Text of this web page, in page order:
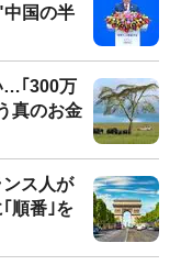
国の半
…｢300万
真のお金
ス人が
順番｣を